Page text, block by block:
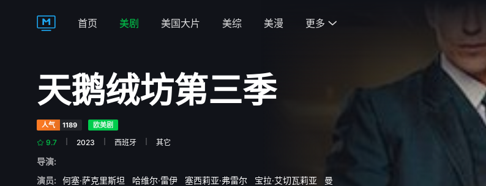
首页 美剧 美国大片 美综 美漫 更多 
天鹅绒坊第三季
人气 1189 欧美剧
9.7 2023 西班牙 其它
导演:
演员:
何塞·萨克里斯坦 哈维尔·雷伊 塞西莉亚·弗雷尔 宝拉·艾切瓦莉亚
曼